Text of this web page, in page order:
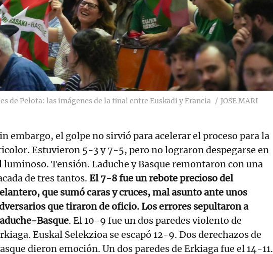
de Pelota: las imágenes de la final entre Euskadi y Francia
JOSE MARI
embargo, el golpe no sirvió para acelerar el proceso para la
Estuvieron 5-3 y 7-5, pero no lograron despegarse en
luminoso. Tensión. Laduche y Basque remontaron con una
de tres tantos. El 7-8 fue un rebote precioso del
que sumó caras y cruces, mal asunto ante unos
que tiraron de oficio. Los errores sepultaron a
Basque. El 10-9 fue un dos paredes violento de
Euskal Selekzioa se escapó 12-9. Dos derechazos de
dieron emoción. Un dos paredes de Erkiaga fue el 14-11.